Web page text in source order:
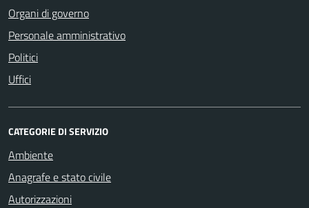
Organi di governo
Personale amministrativo
Politici
Uffici
CATEGORIE DI SERVIZIO
Ambiente
Anagrafe e stato civile
Autorizzazioni